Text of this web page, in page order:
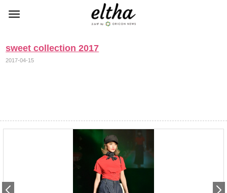
sweet collection 2017
2017-04-15